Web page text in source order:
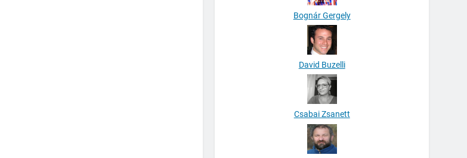
Bognár Gergely
David Buzelli
Csabai Zsanett